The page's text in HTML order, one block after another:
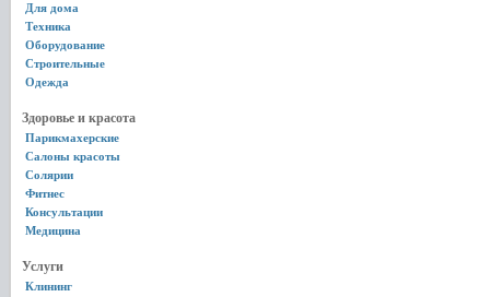
Для дома
Техника
Оборудование
Строительные
Одежда
Здоровье и красота
Парикмахерские
Салоны красоты
Солярии
Фитнес
Консультации
Медицина
Услуги
Клининг